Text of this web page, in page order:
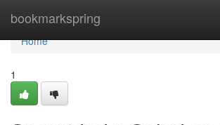
bookmarkspring
Home
Home
1